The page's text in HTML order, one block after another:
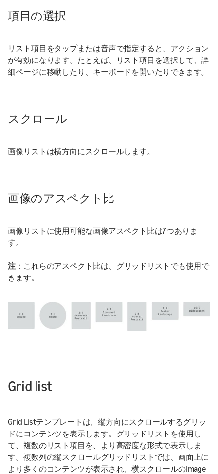
項目の選択
リスト項目をタップまたは音声で指定すると、アクション
が有効になります。たとえば、リスト項目を選択して、詳
細ページに移動したり、キーボードを開いたりできます。
スクロール
画像リストは横方向にスクロールします。
画像のアスペクト比
画像リストに使用可能な画像アスペクト比は7つありま
す。
注：これらのアスペクト比は、グリッドリストでも使用で
きます。
Grid list
Grid Listテンプレートは、縦方向にスクロールするグリッ
ドにコンテンツを表示します。グリッドリストを使用し
て、複数のリスト項目を、より高密度な形式で表示しま
す。複数列の縦スクロールグリッドリストでは、画面上に
より多くのコンテンツが表示され、横スクロールのImage